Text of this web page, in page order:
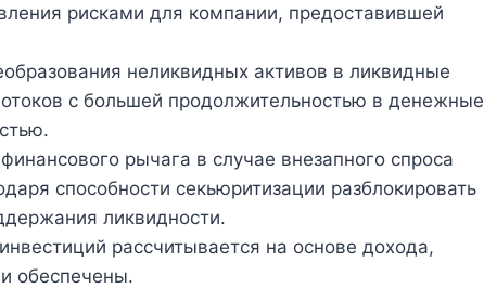
рисками для компании, предоставившей
неликвидных активов в ликвидные
с большей продолжительностью в денежные
рычага в случае внезапного спроса
способности секьюритизации разблокировать
ликвидности.
рассчитывается на основе дохода,
обеспечены.